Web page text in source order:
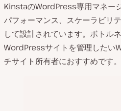
KinstaのWordPress専用マネー
パフォーマンス、スケーラビリ
して設計されています。ボトル
WordPressサイトを管理したい
チサイト所有者におすすめです。